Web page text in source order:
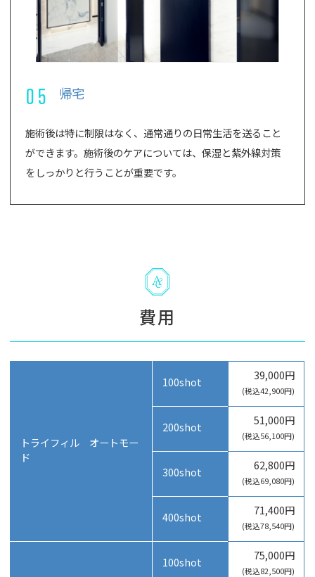
05 帰宅
施術後は特に制限はなく、通常通りの日常生活を送ること
ができます。施術後のケアについては、保湿と紫外線対策
をしっかりと行うことが重要です。
費用
トライフィル オートモー
ド
100shot 39,000円
(税込42,900円)
200shot 51,000円
(税込56,100円)
300shot 62,800円
(税込69,080円)
400shot 71,400円
(税込78,540円)
100shot 75,000円
(税込82,500円)